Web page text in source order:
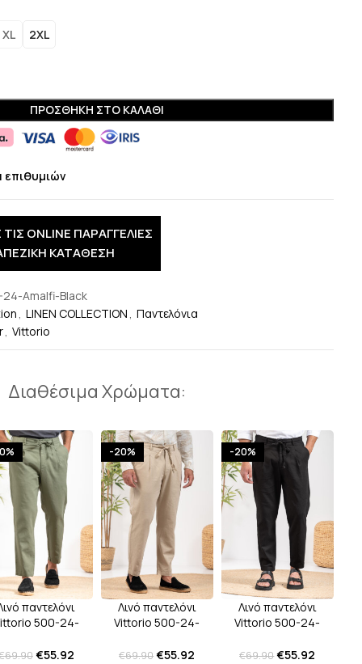
XL 2XL
ΠΡΟΣΘΉΚΗ ΣΤΟ ΚΑΛΆΘΙ
ONLINE ΠΑΡΑΓΓΕΛΙΕΣ
ΚΑΤΑΘΕΣΗ
Amalfi-Black
, LINEN COLLECTION , Παντελόνια
, Vittorio
Διαθέσιμα Χρώματα:
παντελόνι
500-24-
69.90€55.92
-20%
Λινό παντελόνι
Vittorio 500-24-
€69.90€55.92
-20%
Λινό παντελόνι
Vittorio 500-24-
€69.90€55.92